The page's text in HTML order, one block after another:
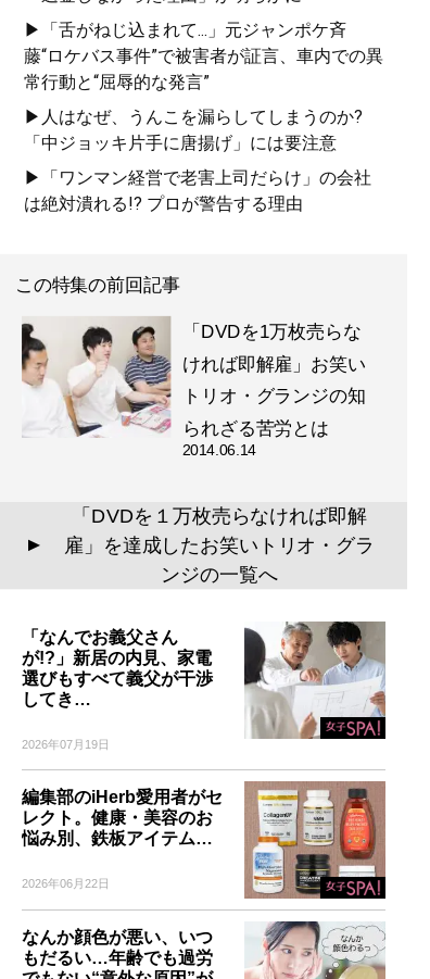
▶「舌がねじ込まれて...」元ジャンポケ斉
藤“ロケバス事件”で被害者が証言、車内での異
常行動と“屈辱的な発言”
▶人はなぜ、うんこを漏らしてしまうのか?
「中ジョッキ片手に唐揚げ」には要注意
▶「ワンマン経営で老害上司だらけ」の会社
は絶対潰れる!? プロが警告する理由
この特集の前回記事
「DVDを1万枚売らな
ければ即解雇」お笑い
トリオ・グランジの知
られざる苦労とは
2014.06.14
▲
「DVDを１万枚売らなければ即解
雇」を達成したお笑いトリオ・グラ
ンジの一覧へ
「なんでお義父さん
が!?」新居の内見、家電
選びもすべて義父が干渉
してき…
2026年07月19日
編集部のiHerb愛用者がセ
レクト。健康・美容のお
悩み別、鉄板アイテム…
2026年06月22日
なんか顔色が悪い、いつ
もだるい…年齢でも過労